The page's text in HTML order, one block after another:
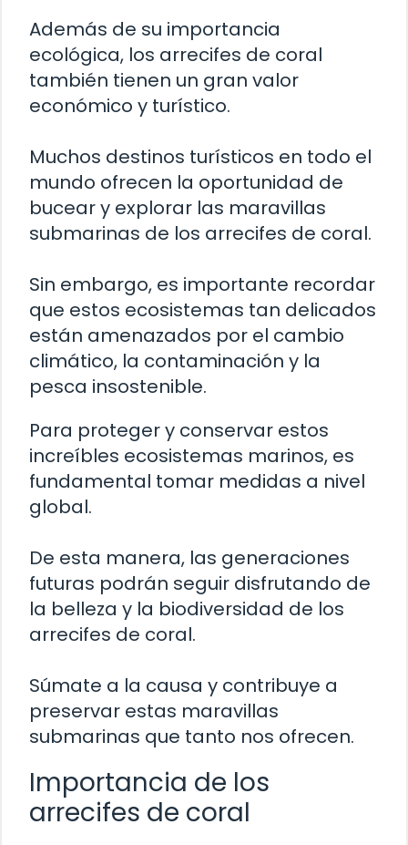
Además de su importancia
ecológica, los arrecifes de coral
también tienen un gran valor
económico y turístico.
Muchos destinos turísticos en todo el
mundo ofrecen la oportunidad de
bucear y explorar las maravillas
submarinas de los arrecifes de coral.
Sin embargo, es importante recordar
que estos ecosistemas tan delicados
están amenazados por el cambio
climático, la contaminación y la
pesca insostenible.
Para proteger y conservar estos
increíbles ecosistemas marinos, es
fundamental tomar medidas a nivel
global.
De esta manera, las generaciones
futuras podrán seguir disfrutando de
la belleza y la biodiversidad de los
arrecifes de coral.
Súmate a la causa y contribuye a
preservar estas maravillas
submarinas que tanto nos ofrecen.
Importancia de los
arrecifes de coral